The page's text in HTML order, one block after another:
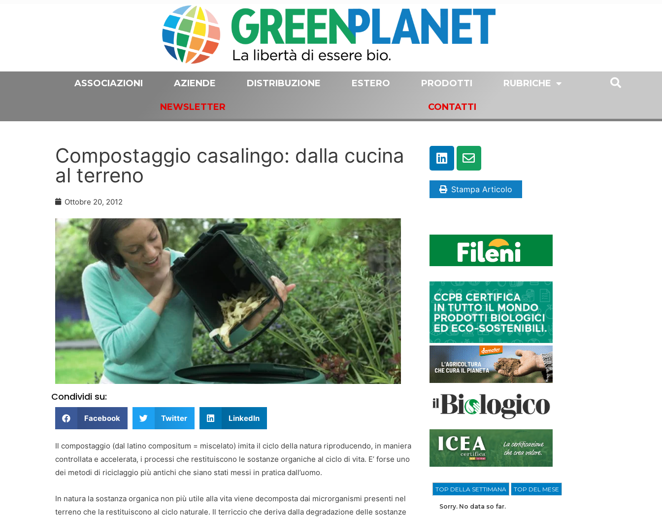
ASSOCIAZIONI AZIENDE DISTRIBUZIONE ESTERO PRODOTTI RUBRICHE
NEWSLETTER CONTATTI
Compostaggio casalingo: dalla cucina
al terreno
Ottobre 20, 2012
Condividi su:
Facebook Twitter LinkedIn
Il compostaggio (dal latino compositum = miscelato) imita il ciclo della natura riproducendo, in maniera
controllata e accelerata, i processi che restituiscono le sostanze organiche al ciclo di vita. E’ forse uno
dei metodi di riciclaggio più antichi che siano stati messi in pratica dall’uomo.
In natura la sostanza organica non più utile alla vita viene decomposta dai microrganismi presenti nel
terreno che la restituiscono al ciclo naturale. Il terriccio che deriva dalla degradazione delle sostanze
Stampa Articolo
TOP DELLA SETTIMANA TOP DEL MESE
Sorry. No data so far.